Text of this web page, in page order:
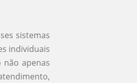
sistemas
individuais
não apenas